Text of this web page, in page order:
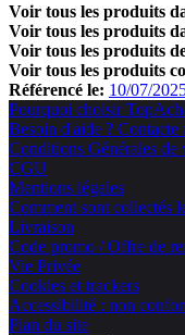
Voir tous les produits
Voir tous les produits
Voir tous les produits
Voir tous les produits
Référencé le: 10/07/
Pourquoi choisir
Besoin d'aide ? Contacte
Conditions Générales de
CGU
Mentions légales
Comment sont collectés
Livraison
Code promo / Offre de
Vie Privée
Cookies et trackers
Accessibilité : non
Plan du site